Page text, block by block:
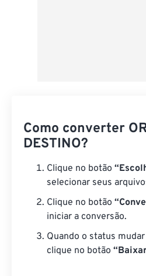
Como converter
DESTINO?
Clique no botão
selecionar seus
Clique no botão
iniciar a conversão.
Quando o status mudar
clique no botão